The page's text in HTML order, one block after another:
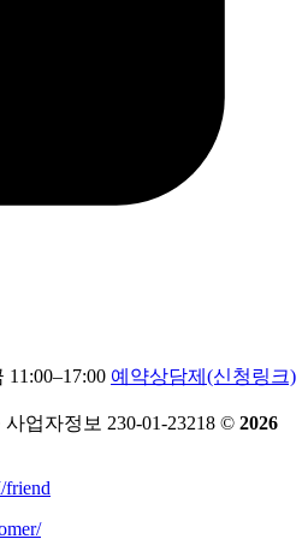
11:00–17:00 예약상담제(신청링크)
업자정보 230-01-23218 © 2026